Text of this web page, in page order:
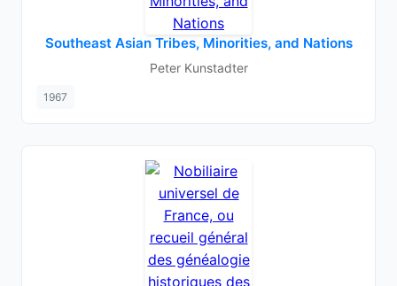
Southeast Asian Tribes, Minorities, and Nations
Peter Kunstadter
1967